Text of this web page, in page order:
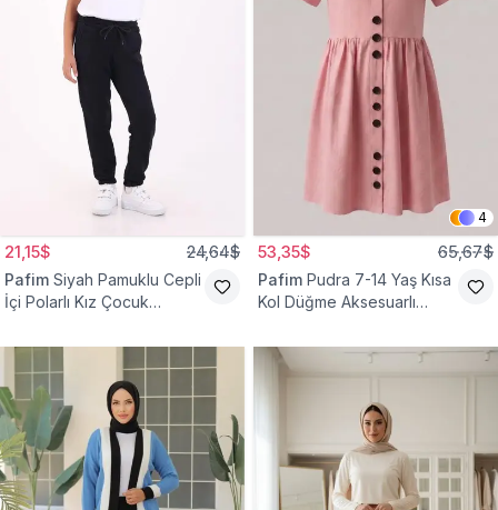
21,15$ 24,64$
Pafim Siyah Pamuklu Cepli
İçi Polarlı Kız Çocuk
4
53,35$ 65,67$
Pafim Pudra 7-14 Yaş Kısa
Kol Düğme Aksesuarlı